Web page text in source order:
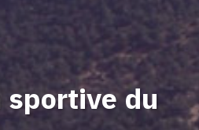
sportive du